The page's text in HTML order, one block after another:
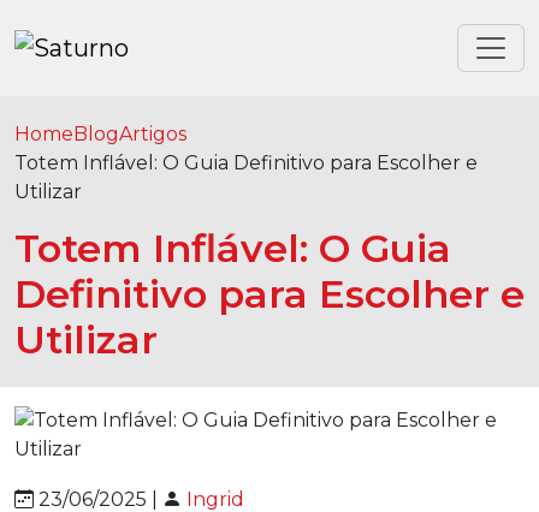
HomeBlogArtigos
Totem Inflável: O Guia Definitivo para Escolher e
Utilizar
Totem Inflável: O Guia
Definitivo para Escolher e
Utilizar
23/06/2025 | Ingrid